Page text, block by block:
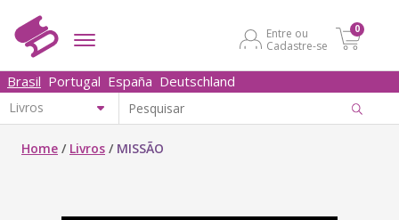
Entre ou
Cadastre-se
0
Brasil Portugal España Deutschland
Home / Livros / MISSÃO